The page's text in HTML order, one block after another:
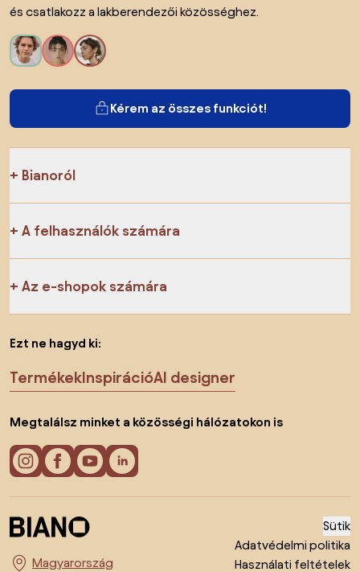
és csatlakozz a lakberendezői közösséghez.
Kérem az összes funkciót!
Bianoról
A felhasználók számára
Az e-shopok számára
Ezt ne hagyd ki:
TermékekInspirációAI designer
Megtalálsz minket a közösségi hálózatokon is
Sütik
Adatvédelmi politika
Használati feltételek